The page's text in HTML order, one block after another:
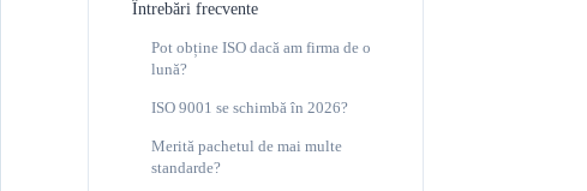
Întrebări frecvente
Pot obține ISO dacă am firma de o
lună?
ISO 9001 se schimbă în 2026?
Merită pachetul de mai multe
standarde?